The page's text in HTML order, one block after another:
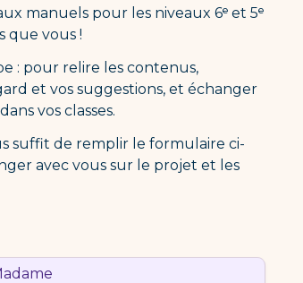
manuels pour les niveaux 6ᵉ et 5ᵉ
que vous !
: pour relire les contenus,
et vos suggestions, et échanger
vos classes.
suffit de remplir le formulaire ci-
avec vous sur le projet et les
multiple choice field